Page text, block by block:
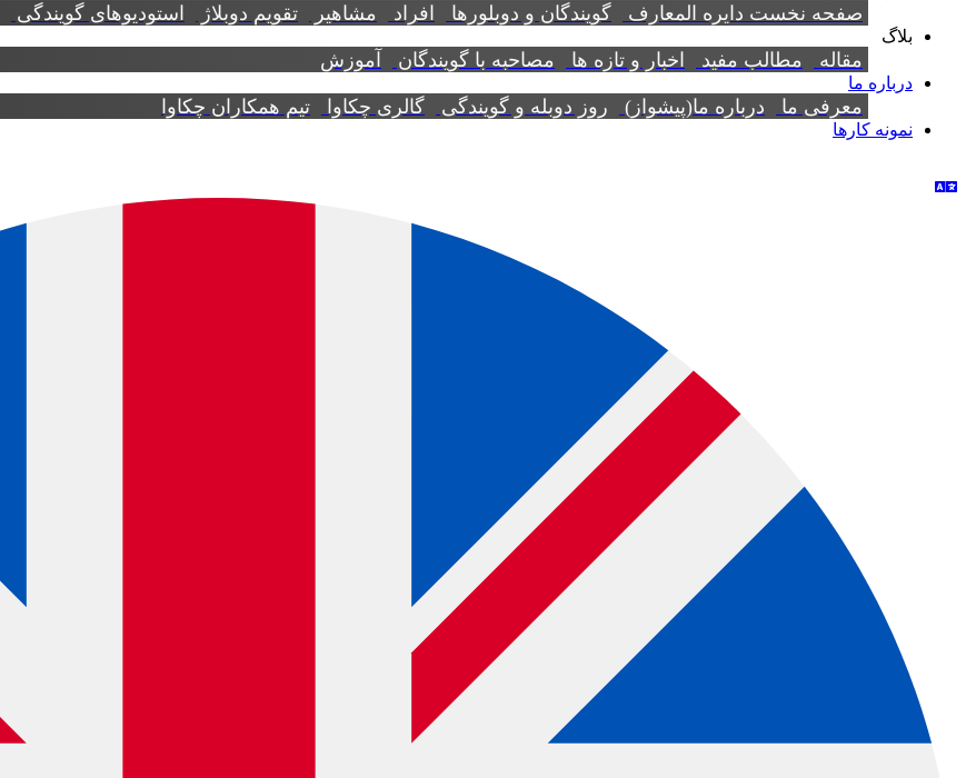
صفحه نخست دایره المعارف گویندگان و دوبلورها افراد مشاهیر تقویم دوبلاژ استودیوهای گویندگی
بلاگ
مقاله مطالب مفید اخبار و تازه ها مصاحبه با گویندگان آموزش
درباره ما
معرفی ما درباره ما(پیشواز) روز دوبله و گویندگی گالری چکاوا تیم همکاران چکاوا
نمونه کارها